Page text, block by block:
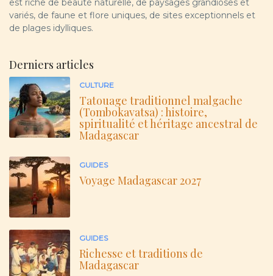
est riche de beauté naturelle, de paysages grandioses et
variés, de faune et flore uniques, de sites exceptionnels et
de plages idylliques.
Derniers articles
CULTURE
Tatouage traditionnel malgache
(Tombokavatsa) : histoire,
spiritualité et héritage ancestral de
Madagascar
GUIDES
Voyage Madagascar 2027
GUIDES
Richesse et traditions de
Madagascar